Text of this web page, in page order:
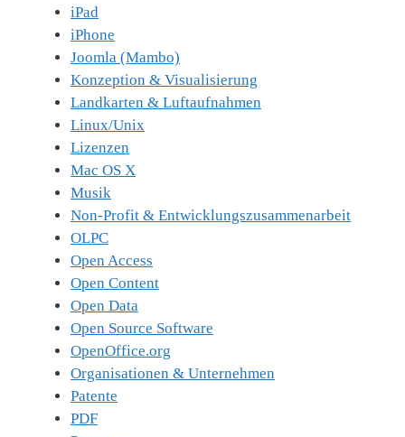
iPad
iPhone
Joomla (Mambo)
Konzeption & Visualisierung
Landkarten & Luftaufnahmen
Linux/Unix
Lizenzen
Mac OS X
Musik
Non-Profit & Entwicklungszusammenarbeit
OLPC
Open Access
Open Content
Open Data
Open Source Software
OpenOffice.org
Organisationen & Unternehmen
Patente
PDF